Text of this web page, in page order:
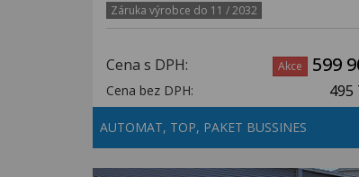
Záruka výrobce do 11 / 2032
Cena s DPH: Akce 599
Cena bez DPH: 495
AUTOMAT, TOP, PAKET BUSSINES